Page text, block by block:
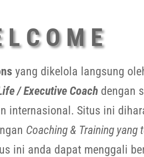
L C O M E
yang dikelola langsung
/ Executive Coach dengan
internasional. Situs ini
Coaching & Training
ini anda dapat menggali